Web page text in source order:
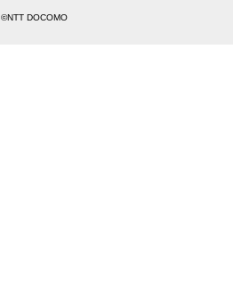
©NTT DOCOMO